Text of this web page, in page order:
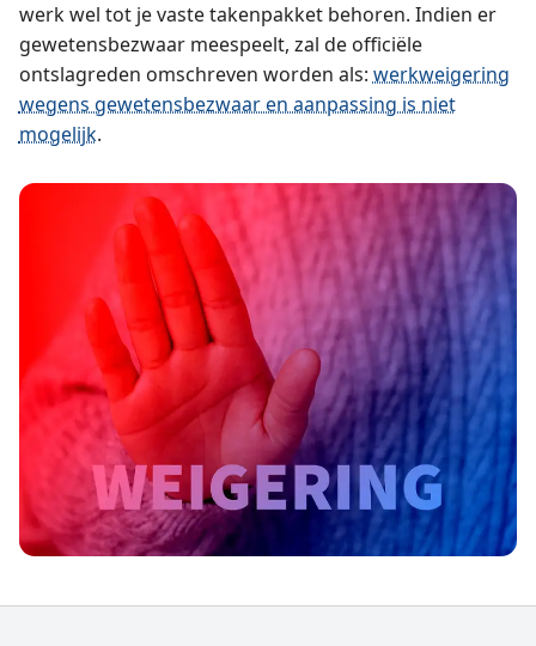
werk wel tot je vaste takenpakket behoren. Indien er
gewetensbezwaar meespeelt, zal de officiële
ontslagreden omschreven worden als: werkweigering
wegens gewetensbezwaar en aanpassing is niet
mogelijk.